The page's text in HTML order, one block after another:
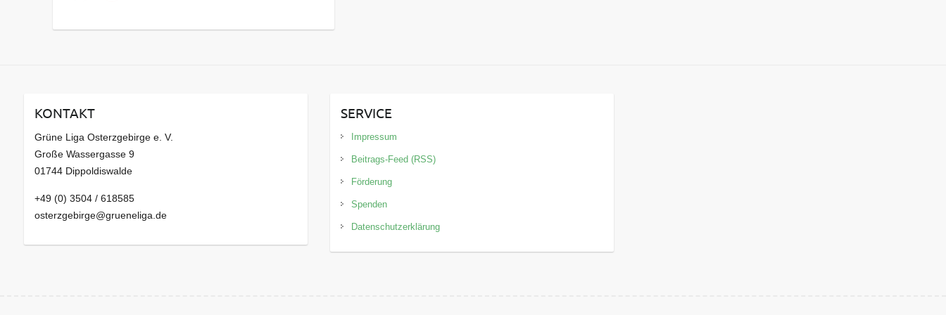
v
KONTAKT
Grüne Liga Osterzgebirge e. V.
Große Wassergasse 9
01744 Dippoldiswalde
+49 (0) 3504 / 618585
osterzgebirge@grueneliga.de
SERVICE
Impressum
Beitrags-Feed (RSS)
Förderung
Spenden
Datenschutzerklärung